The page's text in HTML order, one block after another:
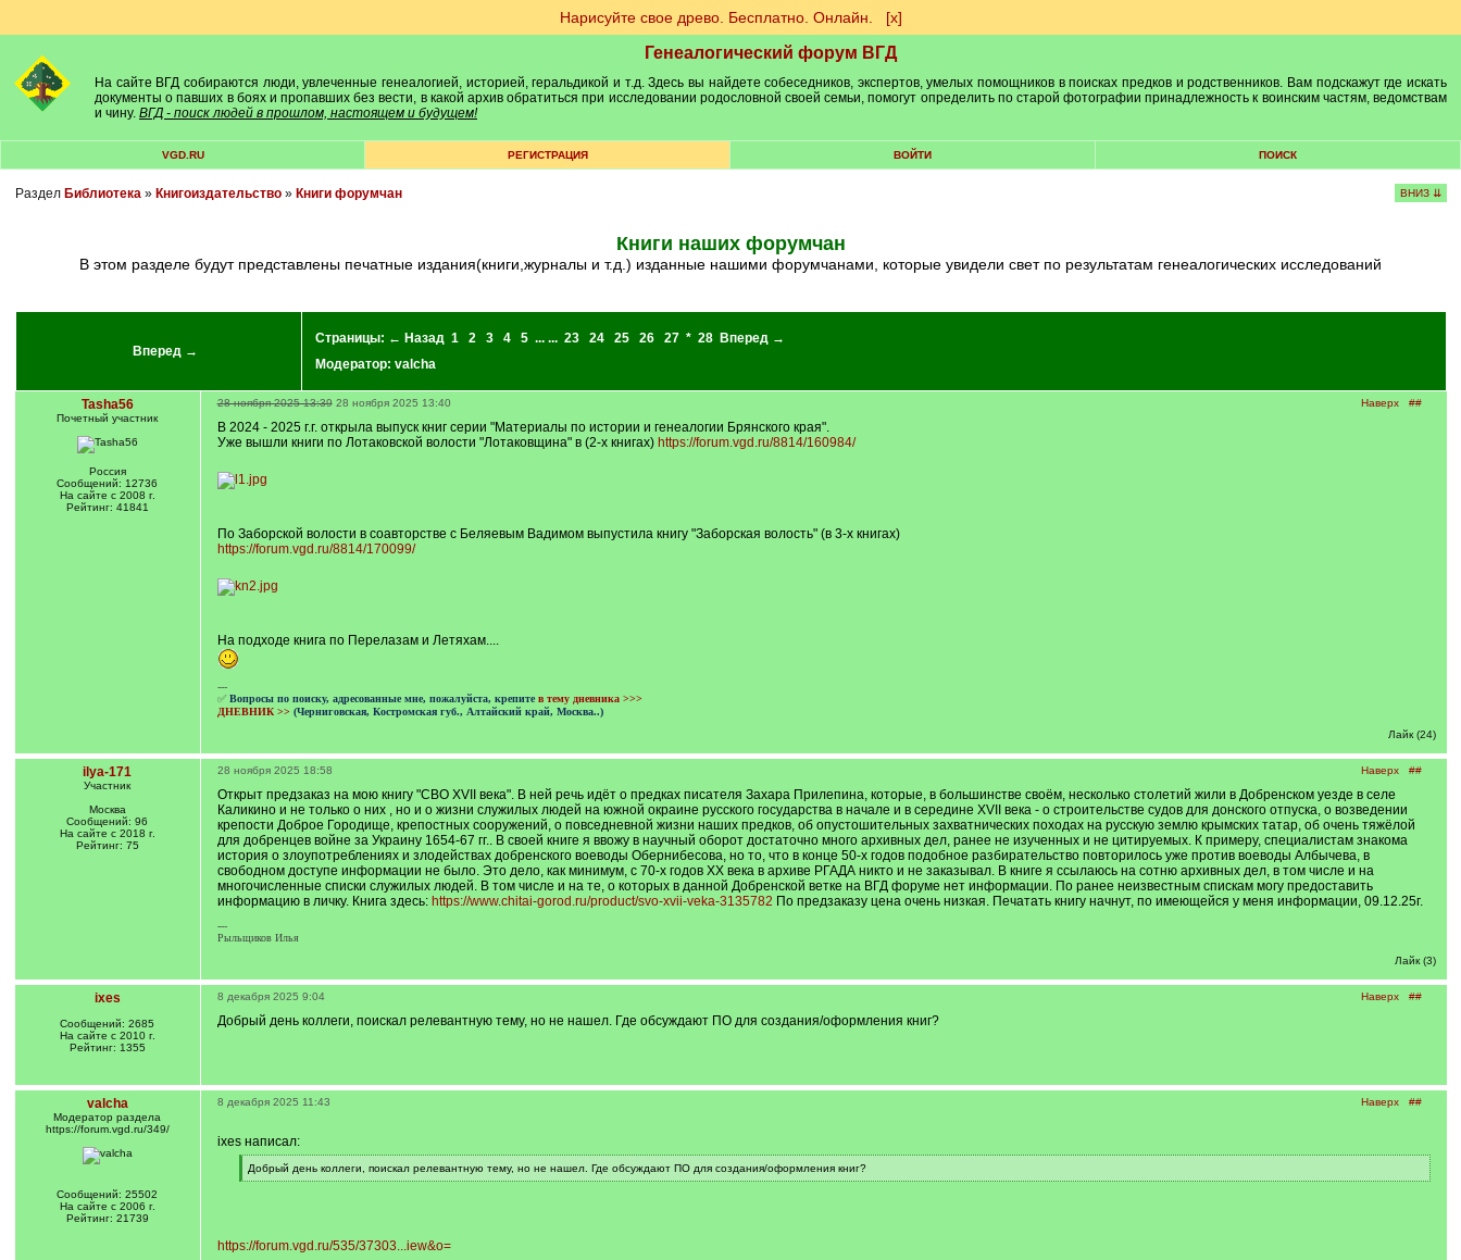
Нарисуйте свое древо. Бесплатно. Онлайн. [х]
Генеалогический форум ВГД
На сайте ВГД собираются люди, увлеченные генеалогией, историей, геральдикой и т.д. Здесь вы найдете собеседников, экспертов, умелых помощников в поисках предков и родственников. Вам подскажут где искать
документы о павших в боях и пропавших без вести, в какой архив обратиться при исследовании родословной своей семьи, помогут определить по старой фотографии принадлежность к воинским частям, ведомствам
и чину. ВГД - поиск людей в прошлом, настоящем и будущем!
VGD.RU РЕГИСТРАЦИЯ ВОЙТИ ПОИСК
Раздел Библиотека» Книгоиздательство» Книги форумчан ВНИЗ ⇊
Книги наших форумчан
В этом разделе будут представлены печатные издания(книги,журналы и т.д.) изданные нашими форумчанами, которые увидели свет по результатам генеалогических исследований
Вперед →
Страницы: ← Назад 1 2 3 4 5 ... ... 23 24 25 26 27 * 28
Вперед →
Модератор: valcha
Tasha56
Почетный учаcтник
Россия
Сообщений: 12736
На сайте с 2008 г.
Рейтинг: 41841
Наверх ##
28 ноября 2025 13:39 28 ноября 2025 13:40
В 2024 - 2025 г.г. открыла выпуск книг серии "Материалы по истории и генеалогии Брянского края".
Уже вышли книги по Лотаковской волости "Лотаковщина" в (2-х книгах) https://forum.vgd.ru/8814/160984/
По Заборской волости в соавторстве с Беляевым Вадимом выпустила книгу "Заборская волость" (в 3-х книгах)
https://forum.vgd.ru/8814/170099/
На подходе книга по Перелазам и Летяхам....
---
✅ Вопросы по поиску, адресованные мне, пожалуйста, крепите в тему дневника >>>
ДНЕВНИК >> (Черниговская, Костромская губ., Алтайский край, Москва..)
Лайк (24)
ilya-171
Участник
Москва
Сообщений: 96
На сайте с 2018 г.
Рейтинг: 75
Наверх ##
28 ноября 2025 18:58
Открыт предзаказ на мою книгу "СВО XVII века". В ней речь идёт о предках писателя Захара Прилепина, которые, в большинстве своём, несколько столетий жили в Добренском уезде в селе
Каликино и не только о них , но и о жизни служилых людей на южной окраине русского государства в начале и в середине XVII века - о строительстве судов для донского отпуска, о возведении
крепости Доброе Городище, крепостных сооружений, о повседневной жизни наших предков, об опустошительных захватнических походах на русскую землю крымских татар, об очень тяжёлой
для добренцев войне за Украину 1654-67 гг.. В своей книге я ввожу в научный оборот достаточно много архивных дел, ранее не изученных и не цитируемых. К примеру, специалистам знакома
история о злоупотреблениях и злодействах добренского воеводы Обернибесова, но то, что в конце 50-х годов подобное разбирательство повторилось уже против воеводы Албычева, в
свободном доступе информации не было. Это дело, как минимум, с 70-х годов ХХ века в архиве РГАДА никто и не заказывал. В книге я ссылаюсь на сотню архивных дел, в том числе и на
многочисленные списки служилых людей. В том числе и на те, о которых в данной Добренской ветке на ВГД форуме нет информации. По ранее неизвестным спискам могу предоставить
информацию в личку. Книга здесь: https://www.chitai-gorod.ru/product/svo-xvii-veka-3135782 По предзаказу цена очень низкая. Печатать книгу начнут, по имеющейся у меня информации, 09.12.25г.
---
Рыльщиков Илья
Лайк (3)
ixes
Сообщений: 2685
На сайте с 2010 г.
Рейтинг: 1355
Наверх ##
8 декабря 2025 9:04
Добрый день коллеги, поискал релевантную тему, но не нашел. Где обсуждают ПО для создания/оформления книг?
valcha
Модератор раздела
https://forum.vgd.ru/349/
Сообщений: 25502
На сайте с 2006 г.
Рейтинг: 21739
Наверх ##
8 декабря 2025 11:43
ixes написал:
[
q
Добрый день коллеги, поискал релевантную тему, но не нашел. Где обсуждают ПО для создания/оформления книг?
[
https://forum.vgd.ru/535/37303...iew&o=